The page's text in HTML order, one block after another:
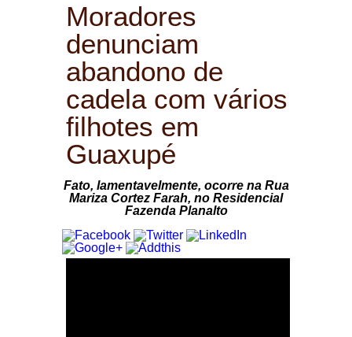
Moradores
denunciam
abandono de
cadela com vários
filhotes em
Guaxupé
Fato, lamentavelmente, ocorre na Rua
Mariza Cortez Farah, no Residencial
Fazenda Planalto